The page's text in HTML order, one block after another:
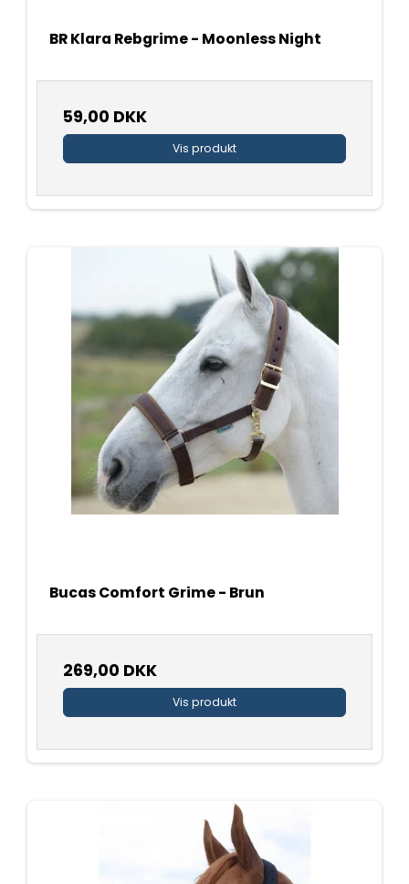
BR Klara Rebgrime - Moonless Night
59,00 DKK
Vis produkt
Bucas Comfort Grime - Brun
269,00 DKK
Vis produkt